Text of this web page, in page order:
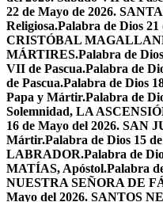
22 de Mayo de 2026.
Religiosa.Palabra de Dios
CRISTÓBAL
MÁRTIRES.Palabra de
VII de Pascua.Palabra de
de Pascua.Palabra de Dios
Papa y Mártir.Palabra de
Solemnidad, LA
16 de Mayo del 2026. SAN
Mártir.Palabra de Dios 15
LABRADOR.Palabra de
MATÍAS, Apóstol.Palabra
NUESTRA SEÑORA DE
Mayo del 2026. SANTOS